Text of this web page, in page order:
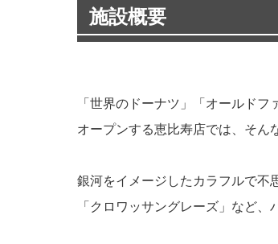
施設概要
「世界のドーナツ」「オールド
オープンする恵比寿店では、そ
銀河をイメージしたカラフルで不
「クロワッサングレーズ」など